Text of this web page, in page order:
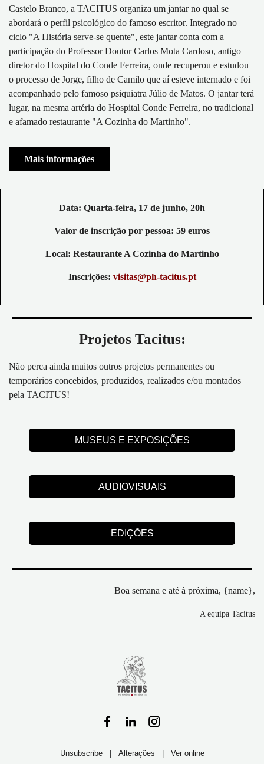
Castelo Branco, a TACITUS organiza um jantar no qual se
abordará o perfil psicológico do famoso escritor. Integrado no
ciclo "A História serve-se quente", este jantar conta com a
participação do Professor Doutor Carlos Mota Cardoso, antigo
diretor do Hospital do Conde Ferreira, onde recuperou e estudou
o processo de Jorge, filho de Camilo que aí esteve internado e foi
acompanhado pelo famoso psiquiatra Júlio de Matos. O jantar terá
lugar, na mesma artéria do Hospital Conde Ferreira, no tradicional
e afamado restaurante "A Cozinha do Martinho".
Mais informações
Data: Quarta-feira, 17 de junho, 20h
Valor de inscrição por pessoa: 59 euros
Local: Restaurante A Cozinha do Martinho
Inscrições: visitas@ph-tacitus.pt
Projetos Tacitus:
Não perca ainda muitos outros projetos permanentes ou
temporários concebidos, produzidos, realizados e/ou montados
pela TACITUS!
MUSEUS E EXPOSIÇÕES
AUDIOVISUAIS
EDIÇÕES
Boa semana e até à próxima, {name},
A equipa Tacitus
Unsubscribe| Alterações Ver online